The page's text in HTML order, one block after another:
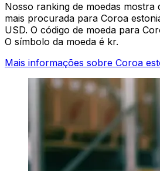
Nosso ranking de moedas mostra
mais procurada para Coroa
USD. O código de moeda para
O símbolo da moeda é kr.
Mais informações sobre Coroa